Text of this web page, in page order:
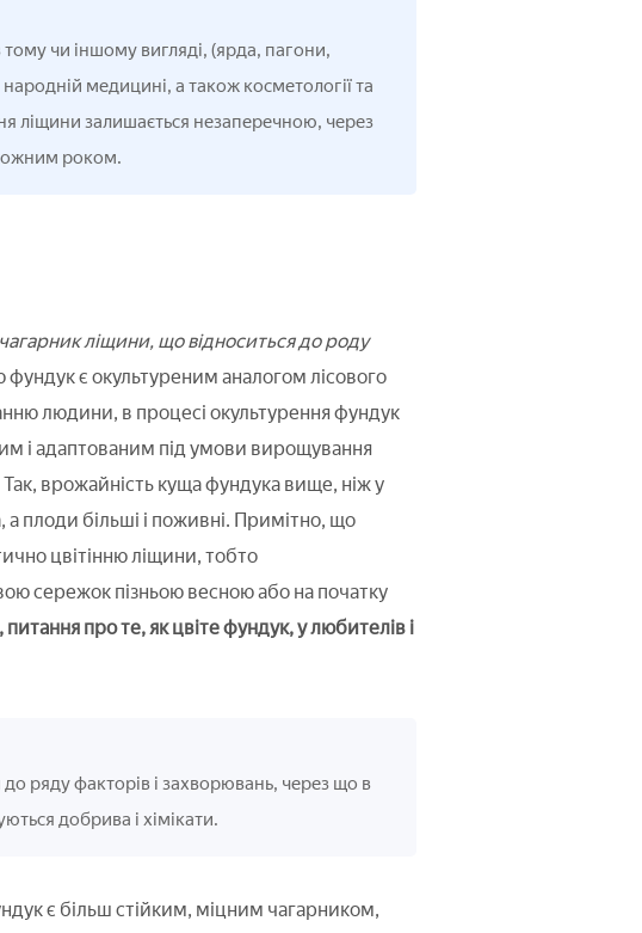
чи іншому вигляді, (ярда, пагони,
народній медицині, а також косметології та
ліщини залишається незаперечною, через
кожним роком.
ліщини, що відноситься до роду
фундук є окультуреним аналогом лісового
людини, в процесі окультурення фундук
і адаптованим під умови вирощування
Так, врожайність куща фундука вище, ніж у
а плоди більші і поживні. Примітно, що
цвітінню ліщини, тобто
сережок пізньою весною або на початку
про те, як цвіте фундук, у любителів і
ряду факторів і захворювань, через що в
добрива і хімікати.
є більш стійким, міцним чагарником,